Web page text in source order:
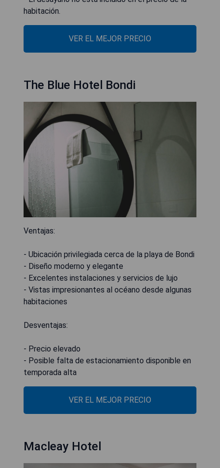
habitación.
VER EL MEJOR PRECIO
The Blue Hotel Bondi
Ventajas:
- Ubicación privilegiada cerca de la playa de Bondi
- Diseño moderno y elegante
- Excelentes instalaciones y servicios de lujo
- Vistas impresionantes al océano desde algunas
habitaciones
Desventajas:
- Precio elevado
- Posible falta de estacionamiento disponible en
temporada alta
VER EL MEJOR PRECIO
Macleay Hotel